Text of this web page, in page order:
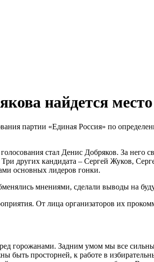
найдется
партии «Единая Россия» по
стал Денис Добряков. За него
других кандидата – Сергей Жуков,
основных лидеров гонки.
мнениями, сделали выводы на
От лица организаторов их
горожанами. Задним умом мы все
просторней, к работе в